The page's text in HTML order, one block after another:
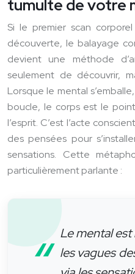
tumulte de votre
Si le premier scan
découverte, le balayage
devient une méthode
seulement de découvrir,
Lorsque le mental
boucle, le corps est le
l’esprit. C’est l’acte
des pensées pour
sensations. Cette
particulièrement parlante :
Le mental
les vagues